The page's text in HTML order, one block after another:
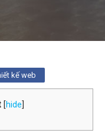
kế web
[hide